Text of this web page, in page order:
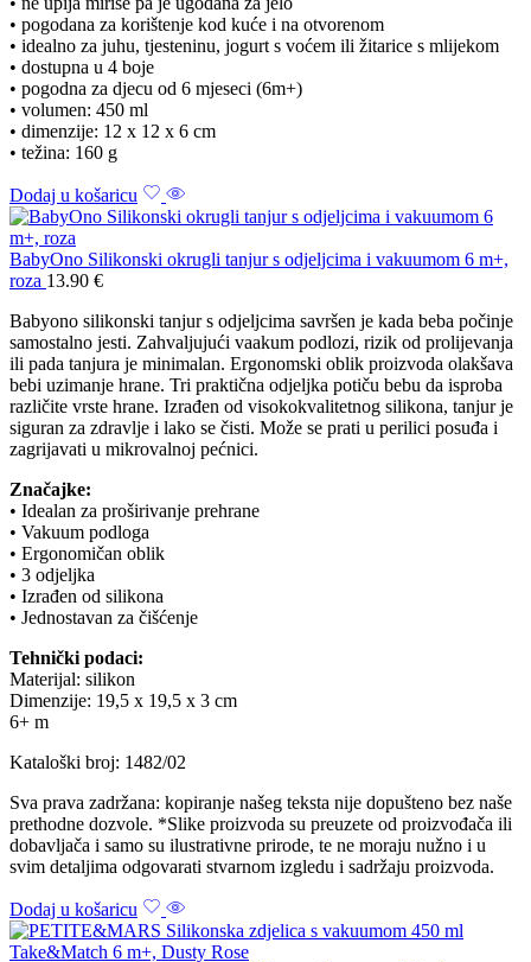
• pogodana za korištenje kod kuće i na otvorenom
• idealno za juhu, tjesteninu, jogurt s voćem ili žitarice s mlijekom
• dostupna u 4 boje
• pogodna za djecu od 6 mjeseci (6m+)
• volumen: 450 ml
• dimenzije: 12 x 12 x 6 cm
• težina: 160 g
Dodaj u košaricu
BabyOno Silikonski okrugli tanjur s odjeljcima i vakuumom 6 m+,
roza 13.90 €
Babyono silikonski tanjur s odjeljcima savršen je kada beba počinje
samostalno jesti. Zahvaljujući vaakum podlozi, rizik od prolijevanja
ili pada tanjura je minimalan. Ergonomski oblik proizvoda olakšava
bebi uzimanje hrane. Tri praktična odjeljka potiču bebu da isproba
različite vrste hrane. Izrađen od visokokvalitetnog silikona, tanjur je
siguran za zdravlje i lako se čisti. Može se prati u perilici posuđa i
zagrijavati u mikrovalnoj pećnici.
Značajke:
• Idealan za proširivanje prehrane
• Vakuum podloga
• Ergonomičan oblik
• 3 odjeljka
• Izrađen od silikona
• Jednostavan za čišćenje
Tehnički podaci:
Materijal: silikon
Dimenzije: 19,5 x 19,5 x 3 cm
6+ m
Kataloški broj: 1482/02
Sva prava zadržana: kopiranje našeg teksta nije dopušteno bez naše
prethodne dozvole. *Slike proizvoda su preuzete od proizvođača ili
dobavljača i samo su ilustrativne prirode, te ne moraju nužno i u
svim detaljima odgovarati stvarnom izgledu i sadržaju proizvoda.
Dodaj u košaricu